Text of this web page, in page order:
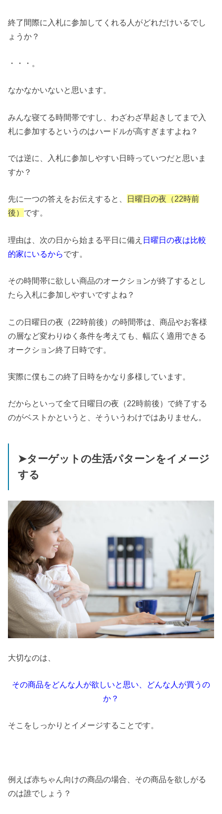
終了間際に入札に参加してくれる人がどれだけいるでし
ょうか？
・・・。
なかなかいないと思います。
みんな寝てる時間帯ですし、わざわざ早起きしてまで入
札に参加するというのはハードルが高すぎますよね？
では逆に、入札に参加しやすい日時っていつだと思いま
すか？
先に一つの答えをお伝えすると、
日曜日の夜（22時前
後） です。
理由は、次の日から始まる平日に備え 日曜日の夜は比較
的家にいるからです。
その時間帯に欲しい商品のオークションが終了するとし
たら入札に参加しやすいですよね？
この日曜日の夜（22時前後）の時間帯は、商品やお客様
の層など変わりゆく条件を考えても、幅広く適用できる
オークション終了日時です。
実際に僕もこの終了日時をかなり多様しています。
だからといって全て日曜日の夜（22時前後）で終了する
のがベストかというと、そういうわけではありません。
➤ターゲットの生活パターンをイメージ
する
大切なのは、
その商品をどんな人が欲しいと思い、どんな人が買うの
か？
そこをしっかりとイメージすることです。
例えば赤ちゃん向けの商品の場合、その商品を欲しがる
のは誰でしょう？